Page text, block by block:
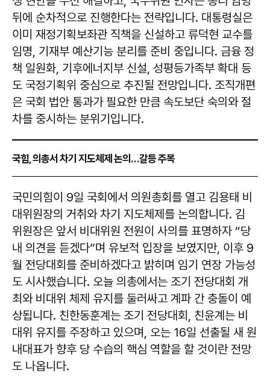
뒤에 순차적으로 진행한다는 전략입니다. 대통령실은
이미 재정기획보좌관 직책을 신설하고 류덕현 교수를
임명, 기재부 예산기능 분리를 준비 중입니다. 금융 정
책 일원화, 기후에너지부 신설, 성평등가족부 확대 등
도 국정기획위 중심으로 추진될 전망입니다. 조직개편
은 국회 법안 통과가 필요한 만큼 속도보단 숙의와 절
차를 중시하는 분위기입니다.
국힘, 의총서 차기 지도체제 논의…갈등 주목
국민의힘이 9일 국회에서 의원총회를 열고 김용태 비
대위원장의 거취와 차기 지도체제를 논의합니다. 김
위원장은 앞서 비대위원 전원이 사의를 표명하자 “당
내 의견을 듣겠다”며 유보적 입장을 보였지만, 이후 9
월 전당대회를 준비하겠다고 밝히며 임기 연장 가능성
도 시사했습니다. 오늘 의총에서는 조기 전당대회 개
최와 비대위 체제 유지를 둘러싸고 계파 간 충돌이 예
상됩니다. 친한동훈계는 조기 전당대회, 친윤계는 비
대위 유지를 주장하고 있으며, 오는 16일 선출될 새 원
내대표가 향후 당 수습의 핵심 역할을 할 것이란 전망
도 나옵니다.